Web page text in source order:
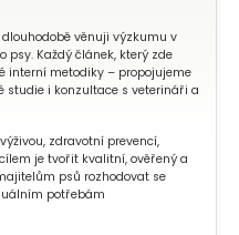
věnuji výzkumu v
psy. Každý článek, který zde
interní metodiky – propojujeme
studie i konzultace s veterináři a
zdravotní prevencí,
je tvořit kvalitní, ověřený a
psů rozhodovat se
potřebám